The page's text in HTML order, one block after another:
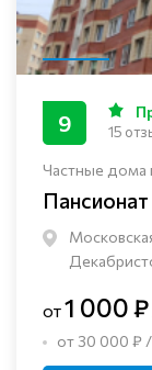
Частные дома
9 15
от1 000 ₽
от 30 000 ₽